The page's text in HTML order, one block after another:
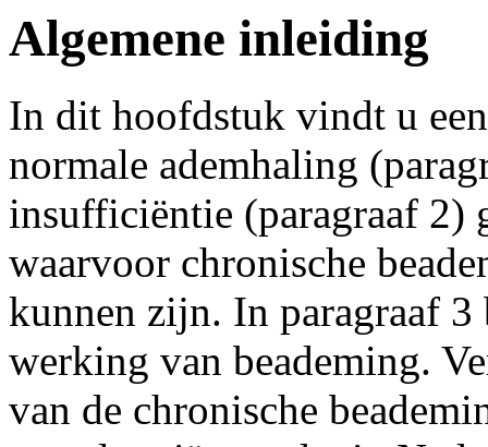
Algemene inleiding
In dit hoofdstuk vindt u
normale ademhaling
insufficiëntie (paragraaf 2)
waarvoor chronische
kunnen zijn. In paragraaf
werking van beademing.
van de chronische